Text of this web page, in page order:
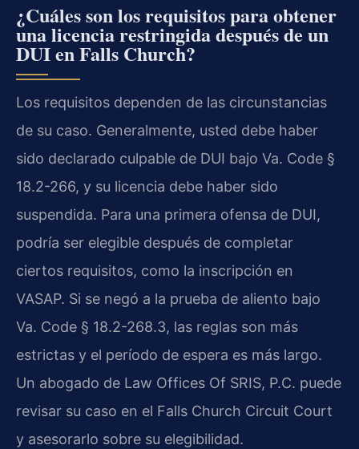
¿Cuáles son los requisitos para obtener
una licencia restringida después de un
DUI en Falls Church?
Los requisitos dependen de las circunstancias
de su caso. Generalmente, usted debe haber
sido declarado culpable de DUI bajo Va. Code §
18.2-266, y su licencia debe haber sido
suspendida. Para una primera ofensa de DUI,
podría ser elegible después de completar
ciertos requisitos, como la inscripción en
VASAP. Si se negó a la prueba de aliento bajo
Va. Code § 18.2-268.3, las reglas son más
estrictas y el período de espera es más largo.
Un abogado de Law Offices Of SRIS, P.C. puede
revisar su caso en el Falls Church Circuit Court
y asesorarlo sobre su elegibilidad.